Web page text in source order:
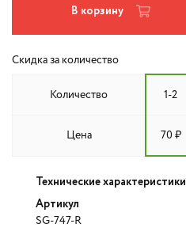
В корзину
Скидка за количество
Количество 1-2
Цена 70 ₽
Технические характеристики
Артикул
SG-747-R